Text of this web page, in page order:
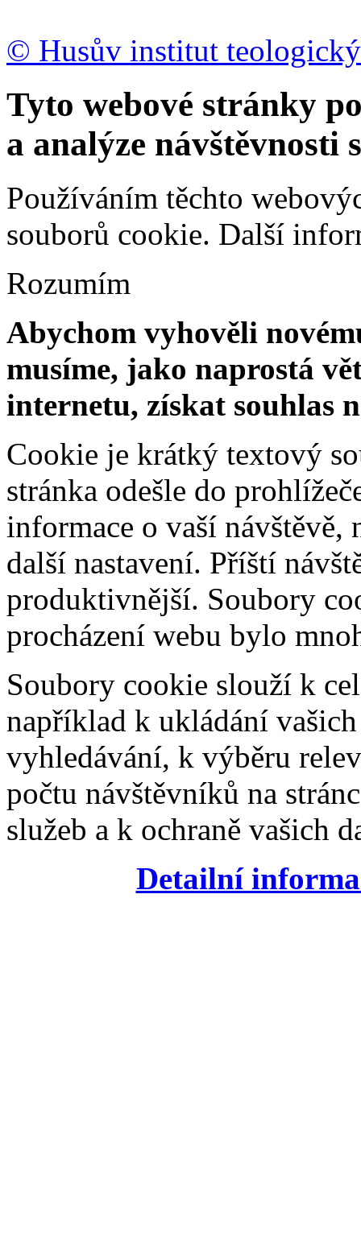
© Husův institut
Tyto webové stránky
a analýze návštěvnosti
Používáním těchto
souborů cookie. Další
Rozumím
Abychom vyhověli
musíme, jako naprostá
internetu, získat souhlas
Cookie je krátký textový
stránka odešle do
informace o vaší
další nastavení. Příští
produktivnější. Soubory
procházení webu bylo
Soubory cookie slouží k
například k ukládání
vyhledávání, k výběru
počtu návštěvníků na
služeb a k ochraně vašich
Detailní